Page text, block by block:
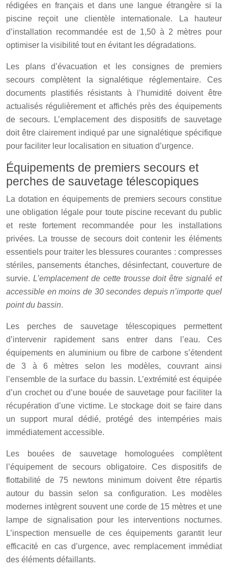
rédigées en français et dans une langue étrangère si la
piscine reçoit une clientèle internationale. La hauteur
d’installation recommandée est de 1,50 à 2 mètres pour
optimiser la visibilité tout en évitant les dégradations.
Les plans d’évacuation et les consignes de premiers
secours complètent la signalétique réglementaire. Ces
documents plastifiés résistants à l’humidité doivent être
actualisés régulièrement et affichés près des équipements
de secours. L’emplacement des dispositifs de sauvetage
doit être clairement indiqué par une signalétique spécifique
pour faciliter leur localisation en situation d’urgence.
Équipements de premiers secours et
perches de sauvetage télescopiques
La dotation en équipements de premiers secours constitue
une obligation légale pour toute piscine recevant du public
et reste fortement recommandée pour les installations
privées. La trousse de secours doit contenir les éléments
essentiels pour traiter les blessures courantes : compresses
stériles, pansements étanches, désinfectant, couverture de
survie. L’emplacement de cette trousse doit être signalé et
accessible en moins de 30 secondes depuis n’importe quel
point du bassin.
Les perches de sauvetage télescopiques permettent
d’intervenir rapidement sans entrer dans l’eau. Ces
équipements en aluminium ou fibre de carbone s’étendent
de 3 à 6 mètres selon les modèles, couvrant ainsi
l’ensemble de la surface du bassin. L’extrémité est équipée
d’un crochet ou d’une bouée de sauvetage pour faciliter la
récupération d’une victime. Le stockage doit se faire dans
un support mural dédié, protégé des intempéries mais
immédiatement accessible.
Les bouées de sauvetage homologuées complètent
l’équipement de secours obligatoire. Ces dispositifs de
flottabilité de 75 newtons minimum doivent être répartis
autour du bassin selon sa configuration. Les modèles
modernes intègrent souvent une corde de 15 mètres et une
lampe de signalisation pour les interventions nocturnes.
L’inspection mensuelle de ces équipements garantit leur
efficacité en cas d’urgence, avec remplacement immédiat
des éléments défaillants.